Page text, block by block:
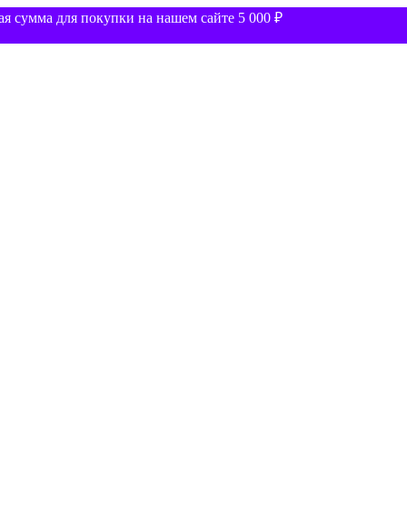
сумма для покупки на нашем сайте 5 000 ₽